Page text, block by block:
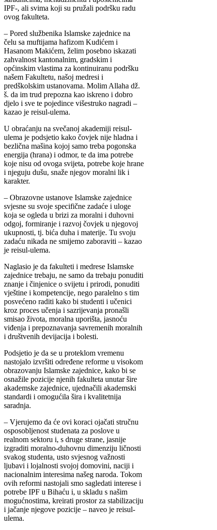
IPF-, ali svima koji su pružali podršku radu
ovog fakulteta.
– Pored službenika Islamske zajednice na
čelu sa muftijama hafizom Kudićem i
Hasanom Makićem, želim posebno iskazati
zahvalnost kantonalnim, gradskim i
općinskim vlastima za kontinuiranu podršku
našem Fakultetu, našoj medresi i
predškolskim ustanovama. Molim Allaha dž.
š. da im trud prepozna kao iskreno i dobro
djelo i sve te pojedince višestruko nagradi –
kazao je reisul-ulema.
U obraćanju na svečanoj akademiji reisul-
ulema je podsjetio kako čovjek nije hladna i
bezlična mašina kojoj samo treba pogonska
energija (hrana) i odmor, te da ima potrebe
koje nisu od ovoga svijeta, potrebe koje hrane
i njeguju dušu, snaže njegov moralni lik i
karakter.
– Obrazovne ustanove Islamske zajednice
svjesne su svoje specifične zadaće i uloge
koja se ogleda u brizi za moralni i duhovni
odgoj, formiranje i razvoj čovjek u njegovoj
ukupnosti, tj. bića duha i materije. Tu svoju
zadaću nikada ne smijemo zaboraviti – kazao
je reisul-ulema.
Naglasio je da fakulteti i medrese Islamske
zajednice trebaju, ne samo da trebaju ponuditi
znanje i činjenice o svijetu i prirodi, ponuditi
vještine i kompetencije, nego paralelno s tim
posvećeno raditi kako bi studenti i učenici
kroz proces učenja i sazrijevanja pronašli
smisao života, moralna uporišta, jasnoću
viđenja i prepoznavanja savremenih moralnih
i društvenih devijacija i bolesti.
Podsjetio je da se u proteklom vremenu
nastojalo izvršiti određene reforme u visokom
obrazovanju Islamske zajednice, kako bi se
osnažile pozicije njenih fakulteta unutar šire
akademske zajednice, ujednačili akademski
standardi i omogućila šira i kvalitetnija
saradnja.
– Vjerujemo da će ovi koraci ojačati stručnu
osposobljenost studenata za poslove u
realnom sektoru i, s druge strane, jasnije
izgraditi moralno-duhovnu dimenziju ličnosti
svakog studenta, usto svjesnog važnosti
ljubavi i lojalnosti svojoj domovini, naciji i
nacionalnim interesima našeg naroda. Tokom
ovih reformi nastojali smo sagledati interese i
potrebe IPF u Bihaću i, u skladu s našim
mogućnostima, kreirati prostor za stabilizaciju
i jačanje njegove pozicije – naveo je reisul-
ulema.